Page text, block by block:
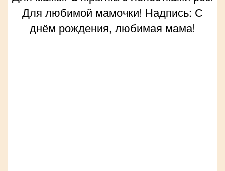
Для любимой мамочки! Надпись: С
днём рождения, любимая мама!